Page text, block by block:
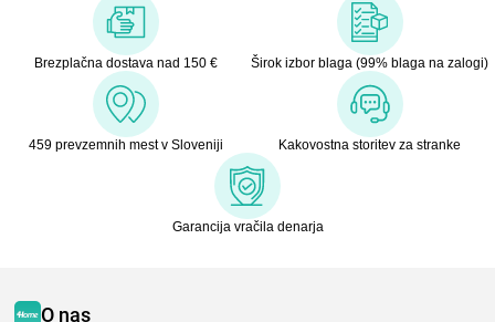
Brezplačna dostava nad 150 € Širok izbor blaga (99% blaga na zalogi)
459 prevzemnih mest v Sloveniji Kakovostna storitev za stranke
Garancija vračila denarja
O nas